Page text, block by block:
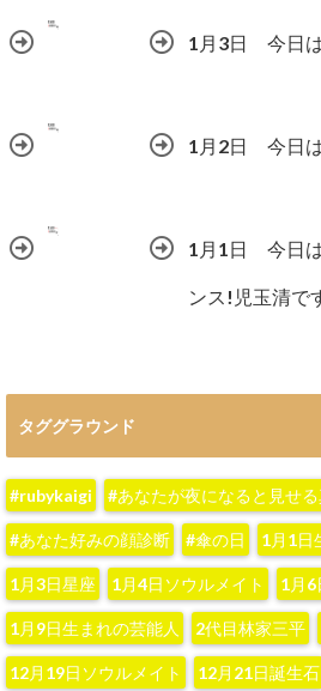
1月3日 今日
1月2日 今日
1月1日 今日
ンス!児玉清で
タググラウンド
#rubykaigi #あなたが夜になると見せ
#あなた好みの顔診断 #傘の日 1月1日
1月3日星座 1月4日ソウルメイト 1月6
1月9日生まれの芸能人 2代目林家三平
12月19日ソウルメイト 12月21日誕生石